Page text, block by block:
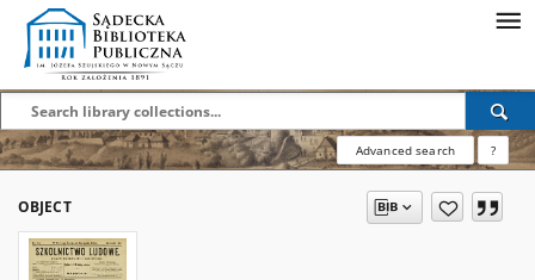
Advanced search ?
OBJECT